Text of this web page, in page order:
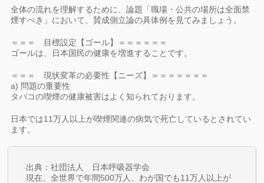
全体の流れを理解するために、論題「職場・公共の場所は全面禁
煙すべき」において、賛成側立論の具体例を見てみましょう。
＝＝＝ 目標設定【ゴール】＝＝＝＝＝＝
ゴールは、日本国民の健康を増進することです。
＝＝＝ 現状変革の必要性【ニーズ】＝＝＝＝＝＝＝
a) 問題の重要性
タバコの喫煙の健康被害はよく知られております。
日本では11万人以上が喫煙関連の病気で死亡しているとされてい
ます。
出典：社団法人 日本呼吸器学会
現在、全世界で年間500万人、わが国でも11万人以上が